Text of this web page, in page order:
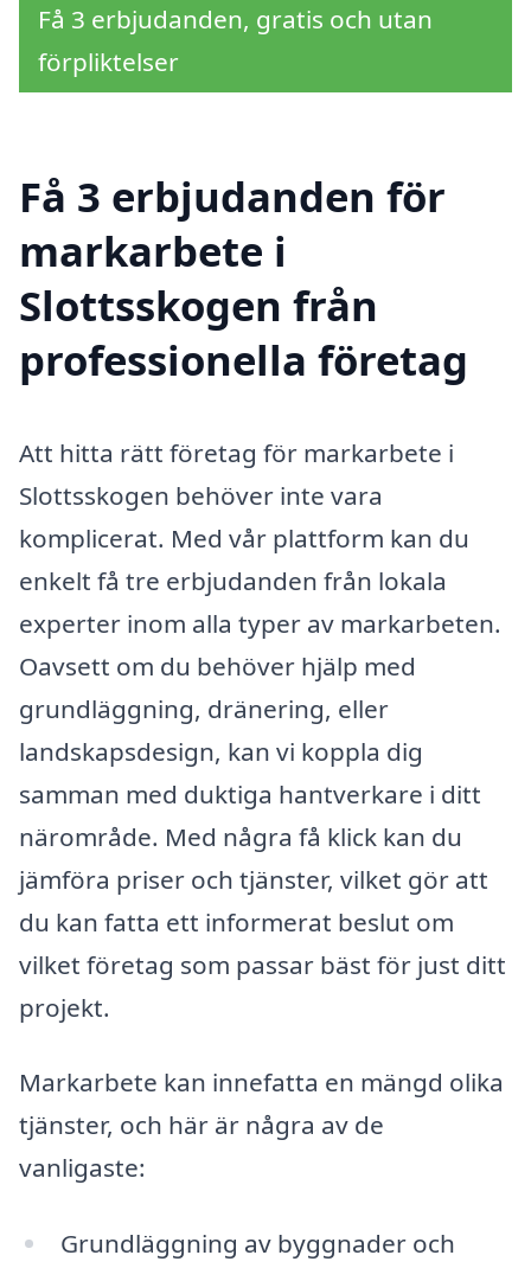
Få 3 erbjudanden, gratis och utan
förpliktelser
Få 3 erbjudanden för
markarbete i
Slottsskogen från
professionella företag
Att hitta rätt företag för markarbete i
Slottsskogen behöver inte vara
komplicerat. Med vår plattform kan du
enkelt få tre erbjudanden från lokala
experter inom alla typer av markarbeten.
Oavsett om du behöver hjälp med
grundläggning, dränering, eller
landskapsdesign, kan vi koppla dig
samman med duktiga hantverkare i ditt
närområde. Med några få klick kan du
jämföra priser och tjänster, vilket gör att
du kan fatta ett informerat beslut om
vilket företag som passar bäst för just ditt
projekt.
Markarbete kan innefatta en mängd olika
tjänster, och här är några av de
vanligaste:
Grundläggning av byggnader och